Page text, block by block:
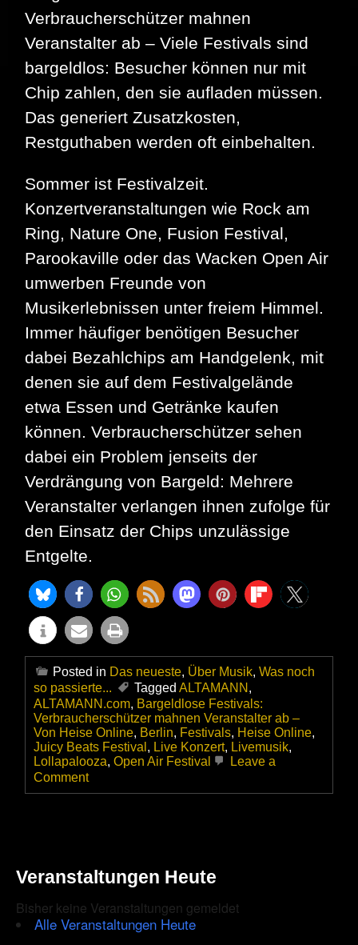
Verbraucherschützer mahnen
Veranstalter ab – Viele Festivals sind
bargeldlos: Besucher können nur mit
Chip zahlen, den sie aufladen müssen.
Das generiert Zusatzkosten,
Restguthaben werden oft einbehalten.
Sommer ist Festivalzeit.
Konzertveranstaltungen wie Rock am
Ring, Nature One, Fusion Festival,
Parookaville oder das Wacken Open Air
umwerben Freunde von
Musikerlebnissen unter freiem Himmel.
Immer häufiger benötigen Besucher
dabei Bezahlchips am Handgelenk, mit
denen sie auf dem Festivalgelände
etwa Essen und Getränke kaufen
können. Verbraucherschützer sehen
dabei ein Problem jenseits der
Verdrängung von Bargeld: Mehrere
Veranstalter verlangen ihnen zufolge für
den Einsatz der Chips unzulässige
Entgelte.
Posted in Das neueste, Über Musik, Was noch
so passierte...
Tagged ALTAMANN ,
ALTAMANN.com, Bargeldlose Festivals:
Verbraucherschützer mahnen Veranstalter ab –
Von Heise Online, Berlin, Festivals, Heise Online,
Juicy Beats Festival , Live Konzert, Livemusik,
Lollapalooza, Open Air Festival
Leave a
Commenton
Bargeldlose
ab
Von
Heise
Veranstaltungen Heute
Bisher keine Veranstaltungen gemeldet
Alle Veranstaltungen Heute